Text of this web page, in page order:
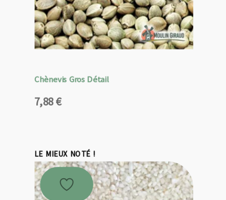
Chènevis Gros Détail
7,88€
LE MIEUX NOTÉ !